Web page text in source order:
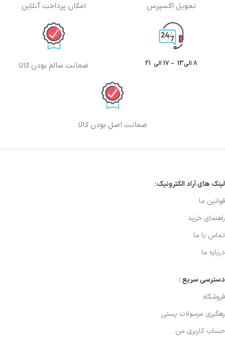
تحویل اکسپرس امکان پرداخت آنلاین
8 الی13 – 17 الی 21 ضمانت سالم بودن کالا
ضمانت اصل بودن کالا
لینک های آراد الکترونیک:
قوانین ما
راهنمای خرید
تماس با ما
درباره ما
دسترسی سریع :
فروشگاه
رهگیری مرسولات پستی
حساب کاربری من